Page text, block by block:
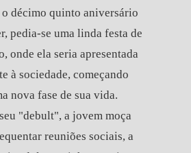
décimo quinto aniversário
pedia-se uma linda festa de
onde ela seria apresentada
à sociedade, começando
nova fase de sua vida.
"debult", a jovem moça
reuniões sociais, a